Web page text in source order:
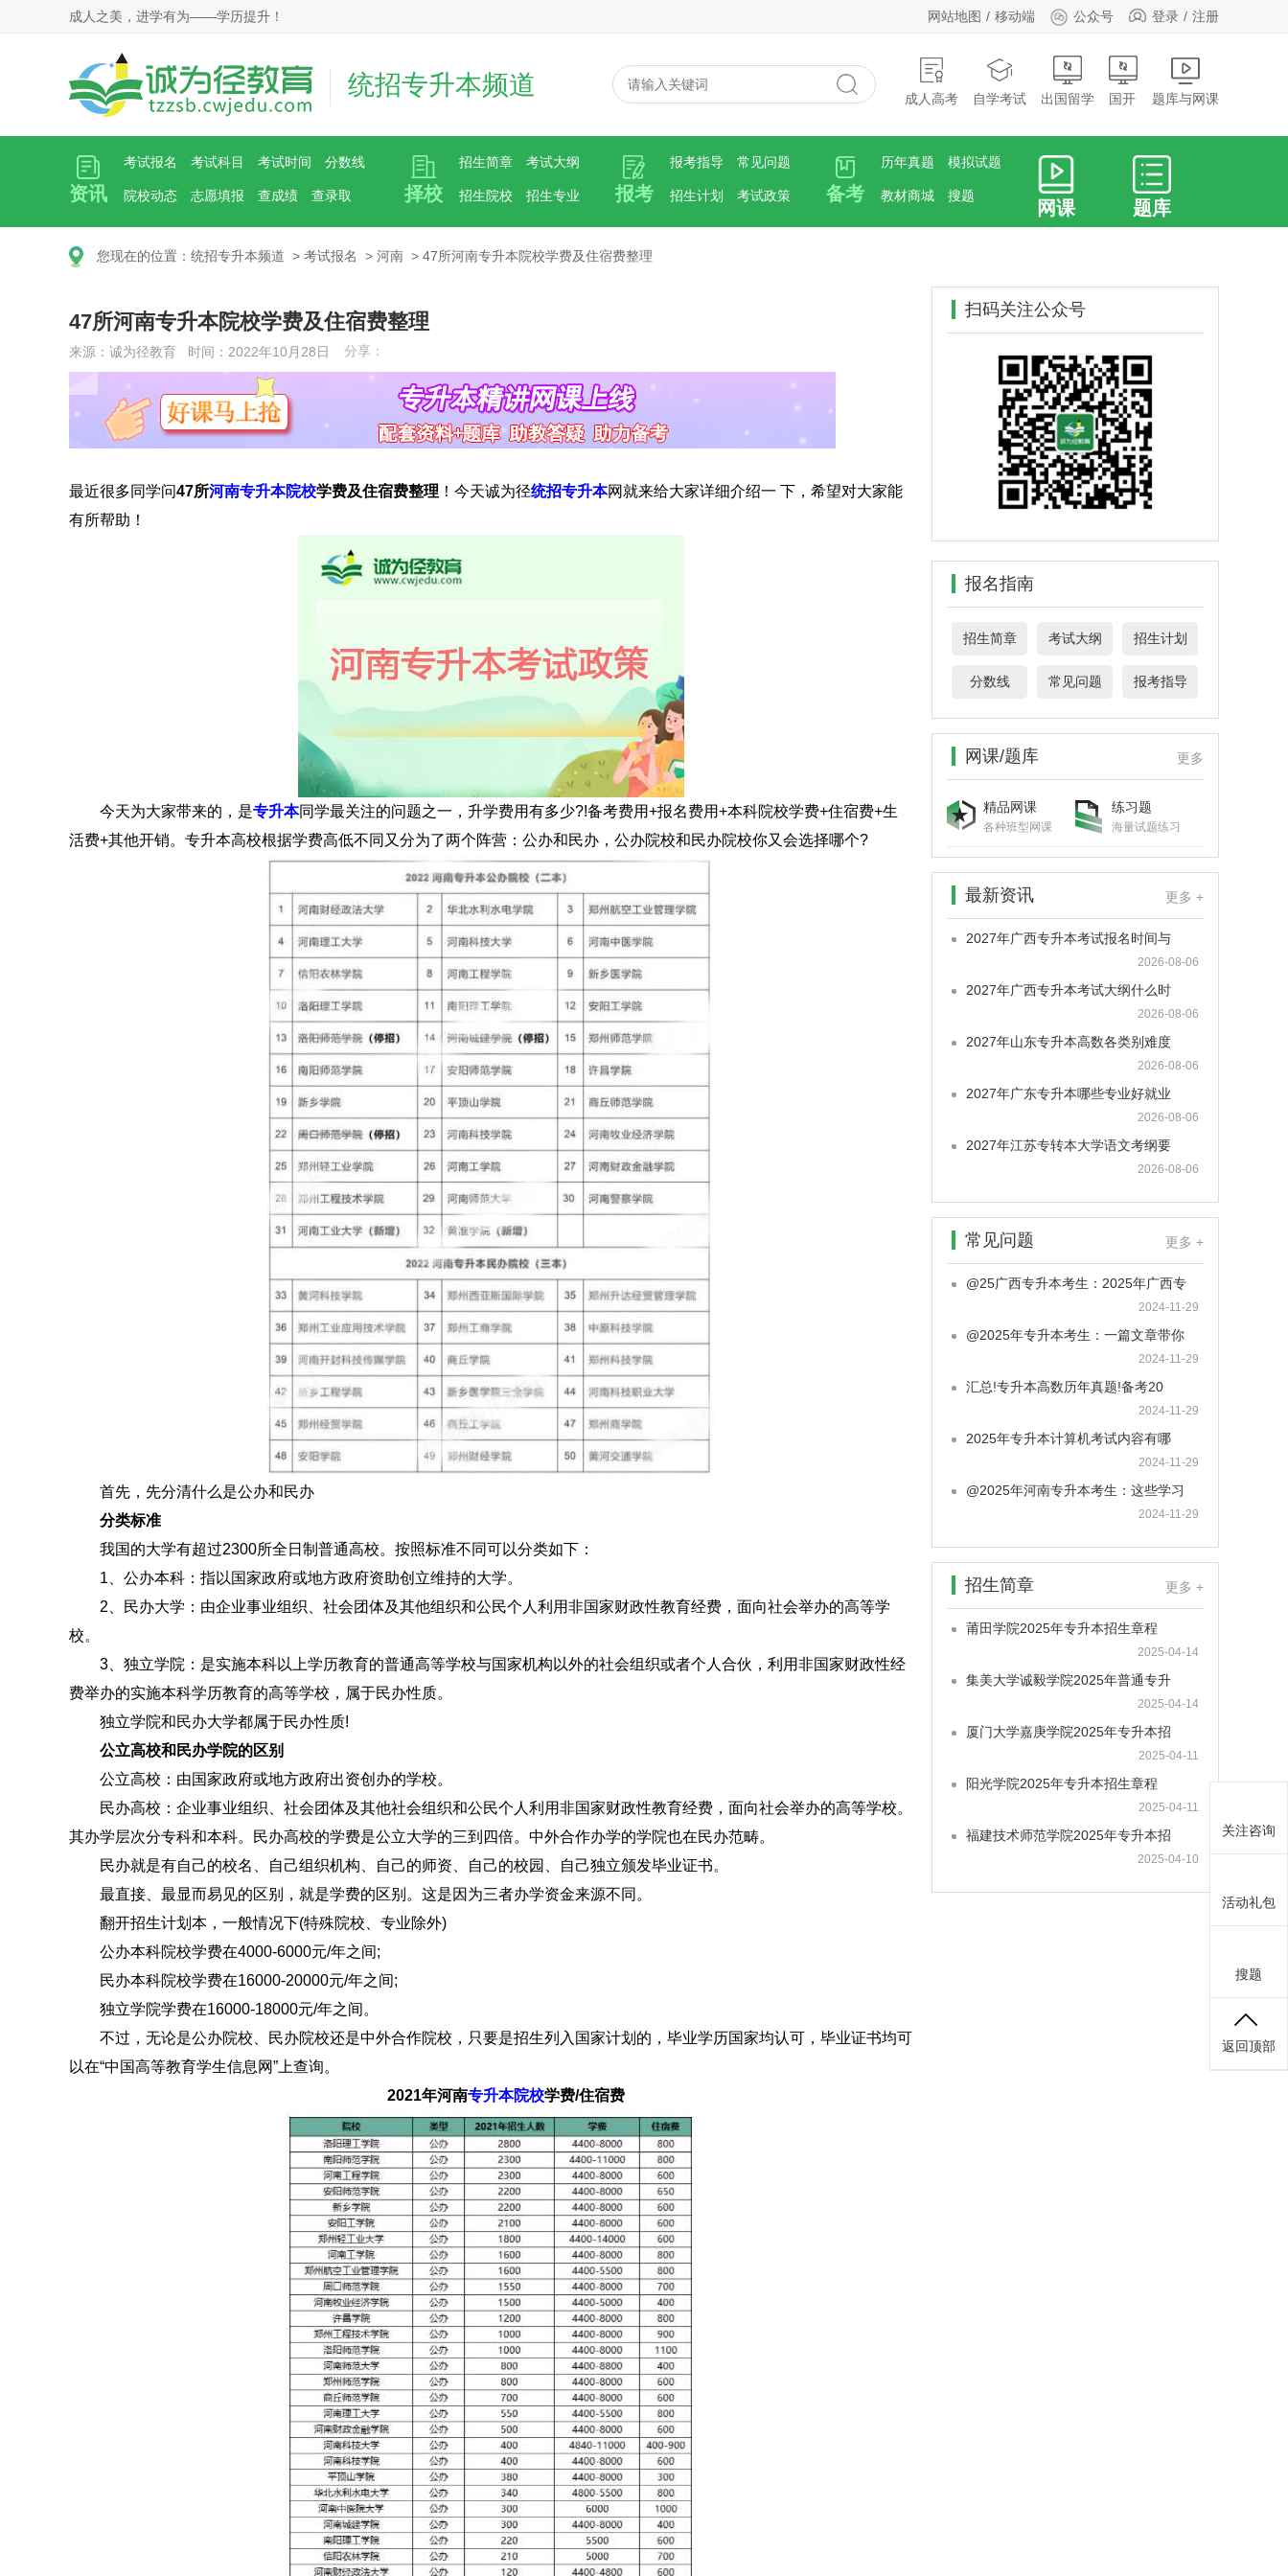
成人之美，进学有为——学历提升！ 网站地图 移动端 公众号 登录 注册
统招专升本频道 成人高考 自学考试 出国留学 国开 题库与网课
资讯
考试报名 考试科目 考试时间 分数线
院校动态 志愿填报 查成绩 查录取 择校
招生简章 考试大纲
招生院校 招生专业 报考
报考指导 常见问题
招生计划 考试政策 备考
历年真题 模拟试题
教材商城 搜题
网课 题库
您现在的位置： 统招专升本频道 > 考试报名 > 河南 > 47所河南专升本院校学费及住宿费整理
47所河南专升本院校学费及住宿费整理
来源：诚为径教育 时间：2022年10月28日 分享：
最近很多同学问47所河南专升本院校学费及住宿费整理 ！今天诚为径统招专升本网就来给大家详细介绍一 下，希望对大家能
有所帮助！
今天为大家带来的，是专升本同学最关注的问题之一，升学费用有多少?!备考费用+报名费用+本科院校学费+住宿费+生
活费+其他开销。专升本高校根据学费高低不同又分为了两个阵营：公办和民办，公办院校和民办院校你又会选择哪个?
首先，先分清什么是公办和民办
分类标准
我国的大学有超过2300所全日制普通高校。按照标准不同可以分类如下：
1、公办本科：指以国家政府或地方政府资助创立维持的大学。
2、民办大学：由企业事业组织、社会团体及其他组织和公民个人利用非国家财政性教育经费，面向社会举办的高等学
校。
3、独立学院：是实施本科以上学历教育的普通高等学校与国家机构以外的社会组织或者个人合伙，利用非国家财政性经
费举办的实施本科学历教育的高等学校，属于民办性质。
独立学院和民办大学都属于民办性质!
公立高校和民办学院的区别
公立高校：由国家政府或地方政府出资创办的学校。
民办高校：企业事业组织、社会团体及其他社会组织和公民个人利用非国家财政性教育经费，面向社会举办的高等学校。
其办学层次分专科和本科。民办高校的学费是公立大学的三到四倍。中外合作办学的学院也在民办范畴。
民办就是有自己的校名、自己组织机构、自己的师资、自己的校园、自己独立颁发毕业证书。
最直接、最显而易见的区别，就是学费的区别。这是因为三者办学资金来源不同。
翻开招生计划本，一般情况下(特殊院校、专业除外)
公办本科院校学费在4000-6000元/年之间;
民办本科院校学费在16000-20000元/年之间;
独立学院学费在16000-18000元/年之间。
不过，无论是公办院校、民办院校还是中外合作院校，只要是招生列入国家计划的，毕业学历国家均认可，毕业证书均可
以在“中国高等教育学生信息网”上查询。
2021年河南专升本院校学费/住宿费
扫码关注公众号
报名指南
招生简章 考试大纲 招生计划
分数线 常见问题 报考指导
网课/题库 更多
精品网课
各种班型网课
练习题
海量试题练习
最新资讯 更多 +
2027年广西专升本考试报名时间与
2026-08-06
2027年广西专升本考试大纲什么时
2026-08-06
2027年山东专升本高数各类别难度
2026-08-06
2027年广东专升本哪些专业好就业
2026-08-06
2027年江苏专转本大学语文考纲要
2026-08-06
常见问题 更多 +
@25广西专升本考生：2025年广西专
2024-11-29
@2025年专升本考生：一篇文章带你
2024-11-29
汇总!专升本高数历年真题!备考20
2024-11-29
2025年专升本计算机考试内容有哪
2024-11-29
@2025年河南专升本考生：这些学习
2024-11-29
招生简章 更多 +
莆田学院2025年专升本招生章程
2025-04-14
集美大学诚毅学院2025年普通专升
2025-04-14
厦门大学嘉庚学院2025年专升本招
2025-04-11
阳光学院2025年专升本招生章程
2025-04-11
福建技术师范学院2025年专升本招
2025-04-10
关注咨询
活动礼包
搜题
返回顶部